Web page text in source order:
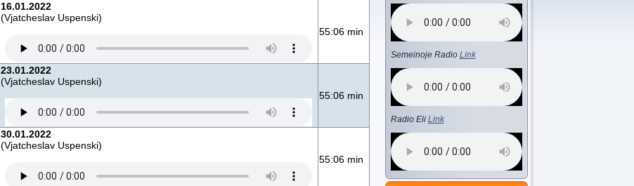
16.01.2022
(Vjatcheslav Uspenski)
55:06 min
23.01.2022
(Vjatcheslav Uspenski)
55:06 min
30.01.2022
(Vjatcheslav Uspenski)
55:06 min
Semeinoje Radio Link
Radio Eli Link